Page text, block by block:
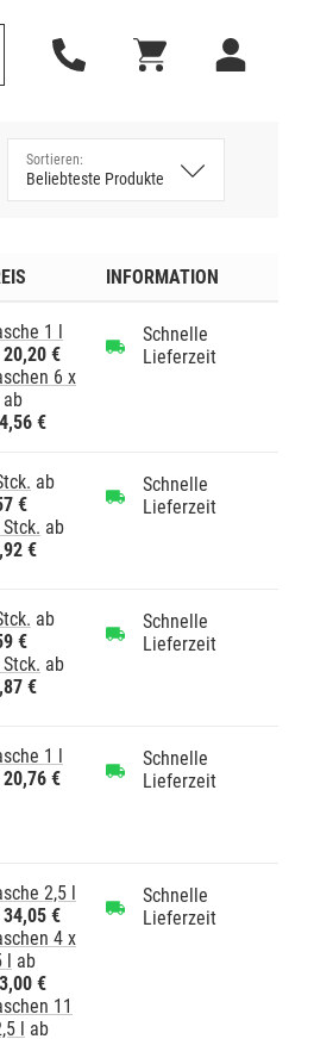
INFORMATION
1 l
20,20 €
6 x
ab
€
Schnelle
Lieferzeit
ab
€
ab
€
Schnelle
Lieferzeit
ab
€
ab
€
Schnelle
Lieferzeit
1 l
20,76 €
Schnelle
Lieferzeit
2,5 l
34,05 €
4 x
l ab
€
11
l ab
Schnelle
Lieferzeit